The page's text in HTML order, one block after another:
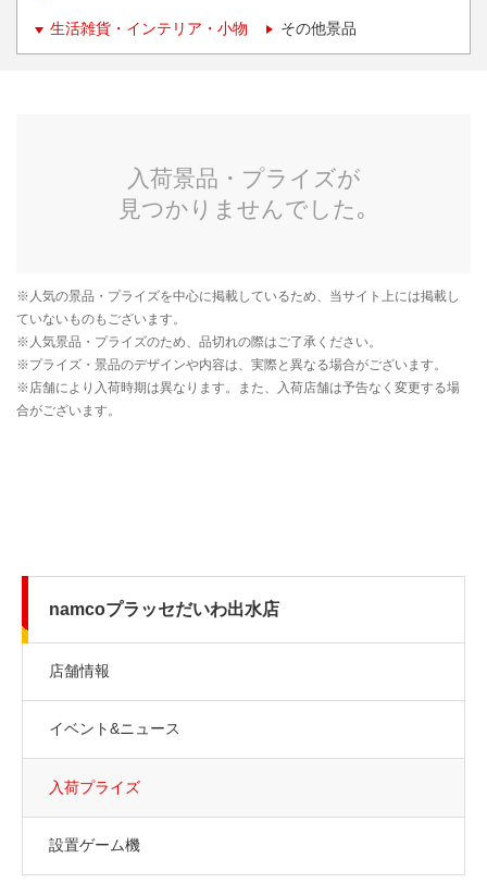
生活雑貨・インテリア・小物 その他景品
namcoプラッセだいわ出水店
店舗情報
イベント&ニュース
入荷プライズ
設置ゲーム機